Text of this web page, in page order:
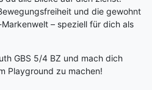
und die gewohnt
– speziell für dich als
GBS 5/4 BZ und mach dich
Playground zu machen!